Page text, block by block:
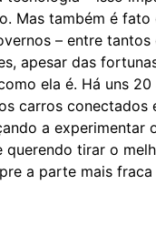
Mas também é
– entre
apesar das
ela é. Há uns
carros
a experimentar
querendo tirar o
a parte mais